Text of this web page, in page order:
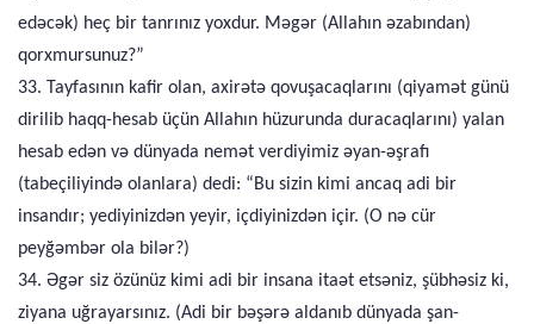
edəcək) heç bir tanrınız yoxdur. Məgər (Allahın əzabından)
qorxmursunuz?”
33. Tayfasının kafir olan, axirətə qovuşacaqlarını (qiyamət günü
dirilib haqq-hesab üçün Allahın hüzurunda duracaqlarını) yalan
hesab edən və dünyada nemət verdiyimiz əyan-əşrafı
(tabeçiliyində olanlara) dedi: “Bu sizin kimi ancaq adi bir
insandır; yediyinizdən yeyir, içdiyinizdən içir. (O nə cür
peyğəmbər ola bilər?)
34. Əgər siz özünüz kimi adi bir insana itaət etsəniz, şübhəsiz ki,
ziyana uğrayarsınız. (Adi bir bəşərə aldanıb dünyada şan-